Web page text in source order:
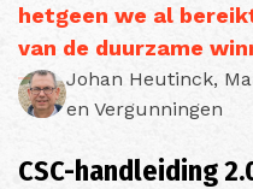
hetgeen we al
van de duurzame
Johan Heutinck,
en Vergunningen
CSC-handleiding